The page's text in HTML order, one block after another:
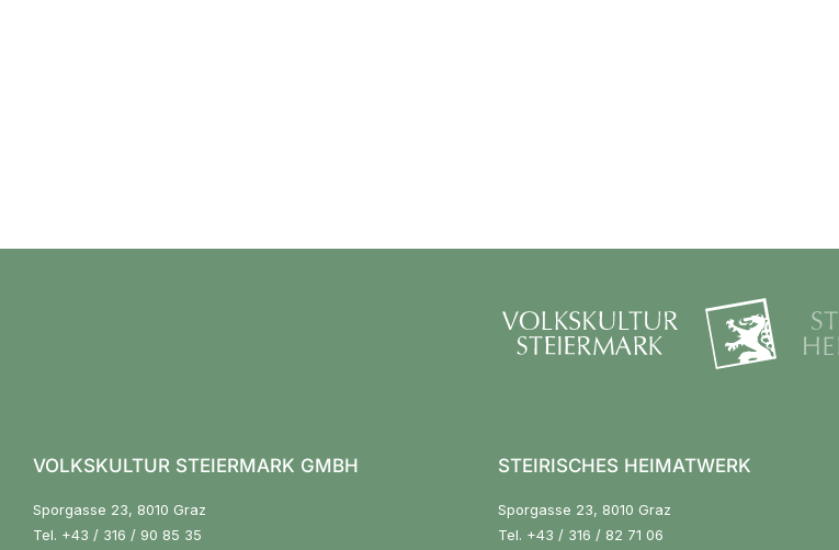
VOLKSKULTUR STEIERMARK GMBH
Sporgasse 23, 8010 Graz
Tel. +43 / 316 / 90 85 35
STEIRISCHES HEIMATWERK
Sporgasse 23, 8010 Graz
Tel. +43 / 316 / 82 71 06